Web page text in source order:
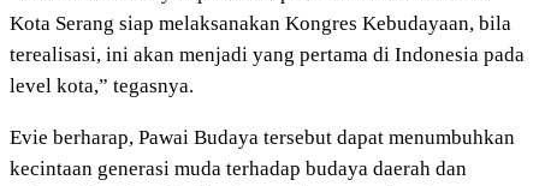
Kota Serang siap melaksanakan Kongres Kebudayaan, bila
terealisasi, ini akan menjadi yang pertama di Indonesia pada
level kota,” tegasnya.
Evie berharap, Pawai Budaya tersebut dapat menumbuhkan
kecintaan generasi muda terhadap budaya daerah dan